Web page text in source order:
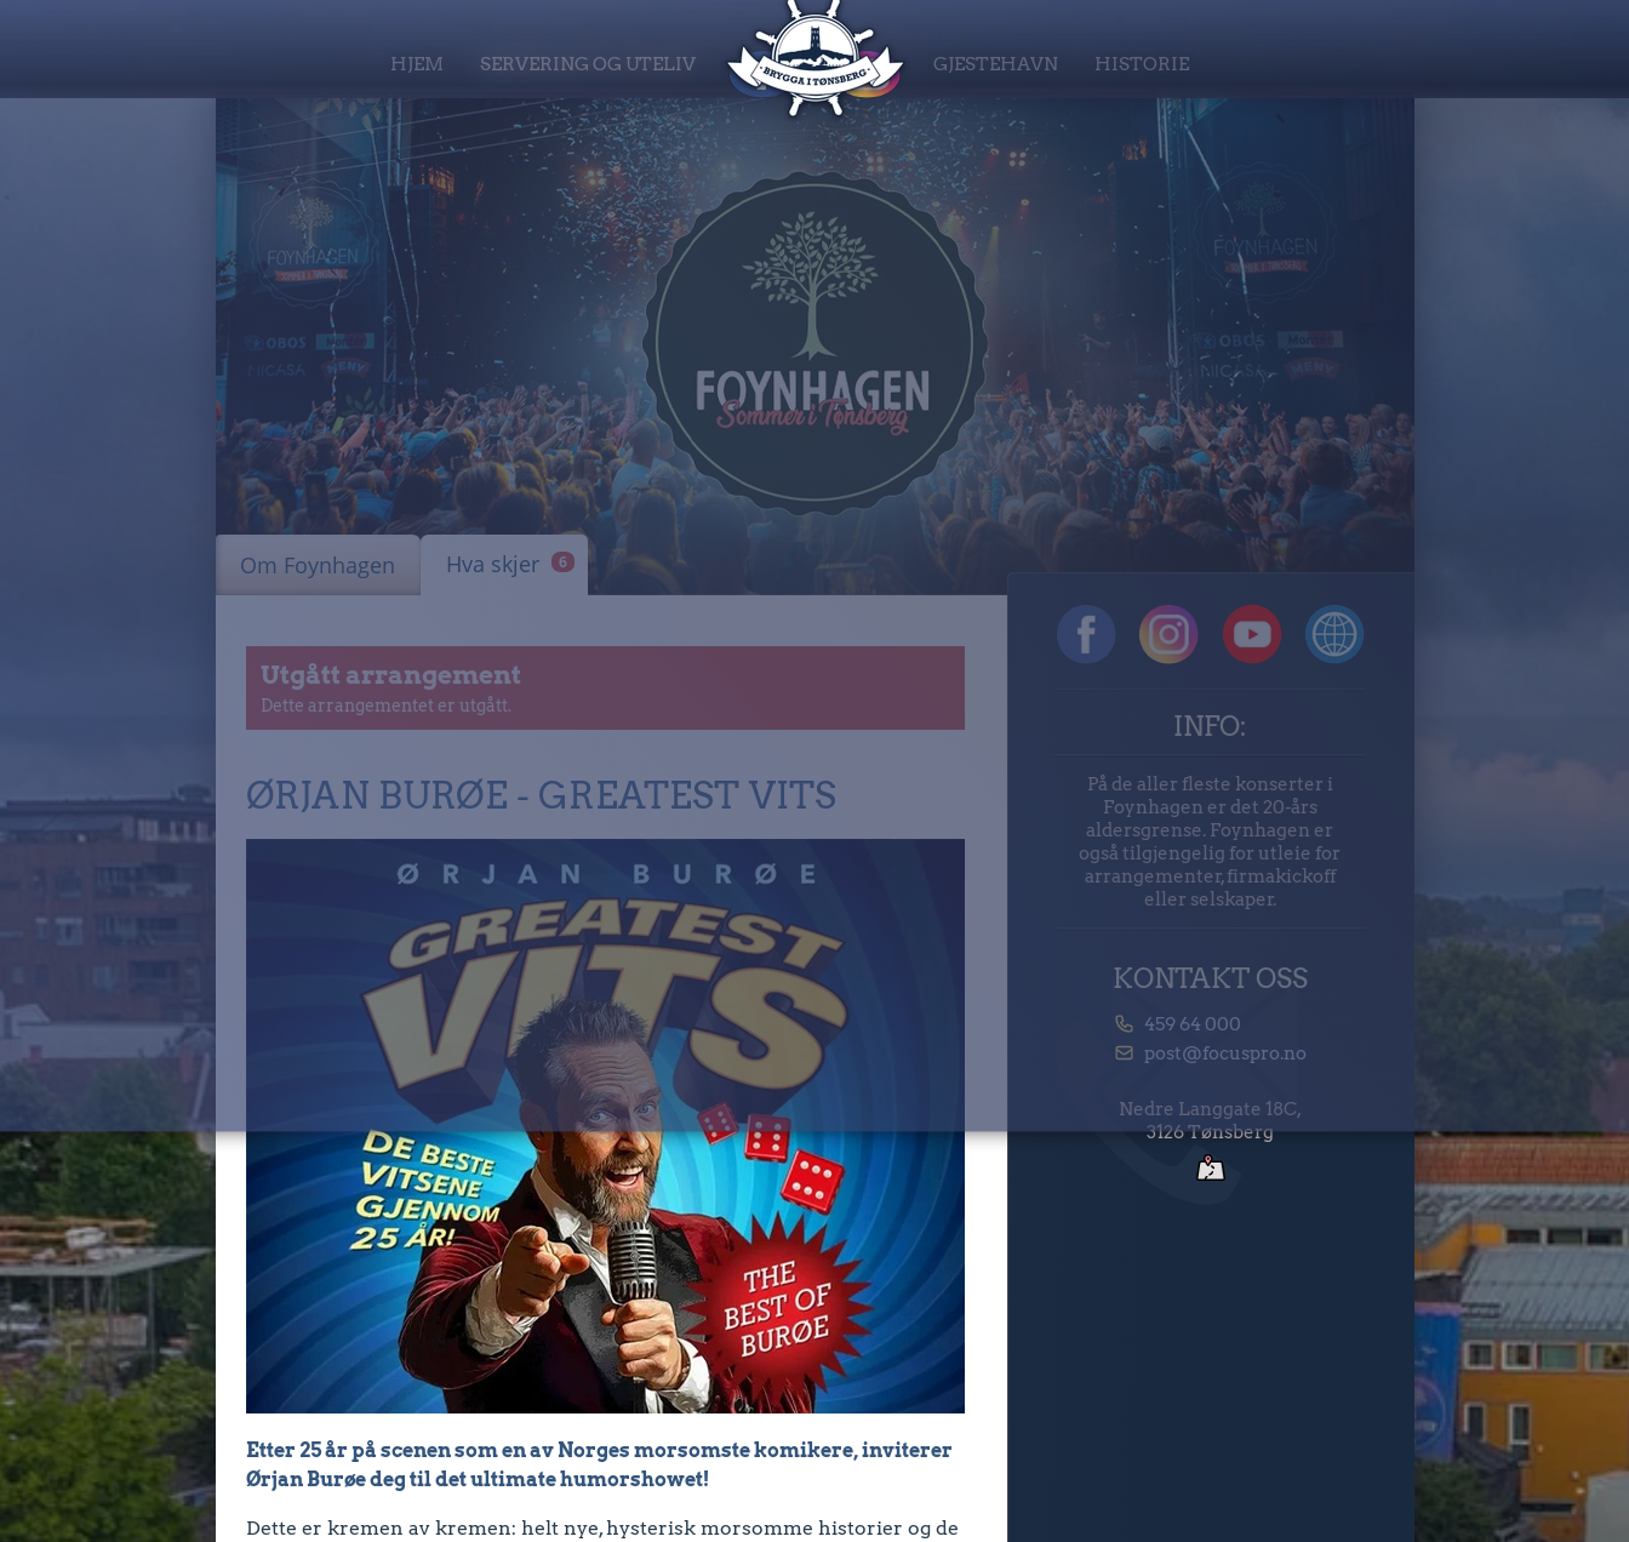
HJEM SERVERING OG UTELIV GJESTEHAVN HISTORIE
Om Foynhagen Hva skjer 6
Utgått arrangement
Dette arrangementet er utgått.
ØRJAN BURØE - GREATEST VITS
Etter 25 år på scenen som en av Norges morsomste komikere, inviterer
Ørjan Burøe deg til det ultimate humorshowet!
Dette er kremen av kremen: helt nye, hysterisk morsomme historier og de
INFO:
På de aller fleste konserter i
Foynhagen er det 20-års
aldersgrense. Foynhagen er
også tilgjengelig for utleie for
arrangementer, firmakickoff
eller selskaper.
KONTAKT OSS
459 64 000
post@focuspro.no
Nedre Langgate 18C,
3126 Tønsberg